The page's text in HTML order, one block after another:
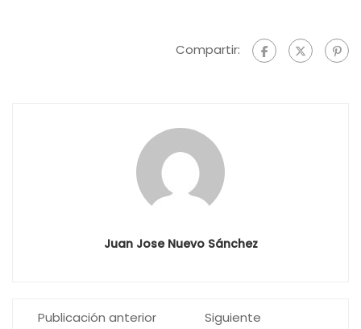
Compartir:
Juan Jose Nuevo Sánchez
Publicación anterior
Siguiente